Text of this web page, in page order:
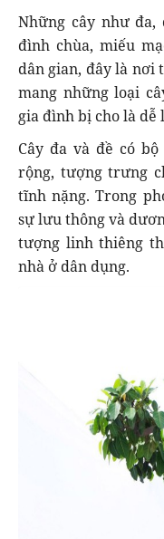
Những cây như
đình chùa, miếu
dân gian, đây là nơi
mang những loại
gia đình bị cho là dễ
Cây đa và đề có
rộng, tượng trưng
tĩnh nặng. Trong
sự lưu thông và
tượng linh thiêng
nhà ở dân dụng.